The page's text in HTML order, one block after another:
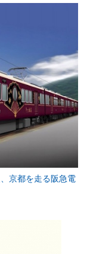
京都を走る阪急電